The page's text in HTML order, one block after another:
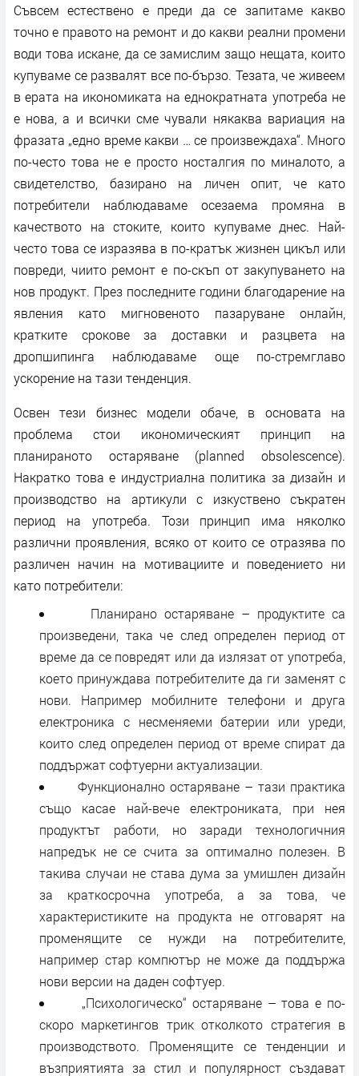
Съвсем естествено е преди да се запитаме какво
точно е правото на ремонт и до какви реални промени
води това искане, да се замислим защо нещата, които
купуваме се развалят все по-бързо. Тезата, че живеем
в ерата на икономиката на еднократната употреба не
е нова, а и всички сме чували някаква вариация на
фразата „едно време какви … се произвеждаха“. Много
по-често това не е просто носталгия по миналото, а
свидетелство, базирано на личен опит, че като
потребители наблюдаваме осезаема промяна в
качеството на стоките, които купуваме днес. Най-
често това се изразява в по-кратък жизнен цикъл или
повреди, чиито ремонт е по-скъп от закупуването на
нов продукт. През последните години благодарение на
явления като мигновеното пазаруване онлайн,
кратките срокове за доставки и разцвета на
дропшипинга наблюдаваме още по-стремглаво
ускорение на тази тенденция.
Освен тези бизнес модели обаче, в основата на
проблема стои икономическият принцип на
планираното остаряване (planned obsolescence).
Накратко това е индустриална политика за дизайн и
производство на артикули с изкуствено съкратен
период на употреба. Този принцип има няколко
различни проявления, всяко от които се отразява по
различен начин на мотивациите и поведението ни
като потребители:
Планирано остаряване – продуктите са
произведени, така че след определен период от
време да се повредят или да излязат от употреба,
което принуждава потребителите да ги заменят с
нови. Например мобилните телефони и друга
електроника с несменяеми батерии или уреди,
които след определен период от време спират да
поддържат софтуерни актуализации.
Функционално остаряване – тази практика
също касае най-вече електрониката, при нея
продуктът работи, но заради технологичния
напредък не се счита за оптимално полезен. В
такива случаи не става дума за умишлен дизайн
за краткосрочна употреба, а за това, че
характеристиките на продукта не отговарят на
променящите се нужди на потребителите,
например стар компютър не може да поддържа
нови версии на даден софтуер.
„Психологическо“ остаряване – това е по-
скоро маркетингов трик отколкото стратегия в
производството. Променящите се тенденции и
възприятията за стил и популярност създават